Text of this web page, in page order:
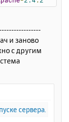
Comman
состояния се
успешно ос
и заново
с другим